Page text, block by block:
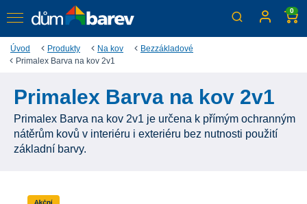
0
Úvod Produkty Na kov
Bezzákladové
Primalex Barva na kov 2v1
Primalex Barva na kov 2v1
Primalex Barva na kov 2v1 je určena k přímým ochranným
nátěrům kovů v interiéru i exteriéru bez nutnosti použití
základní barvy.